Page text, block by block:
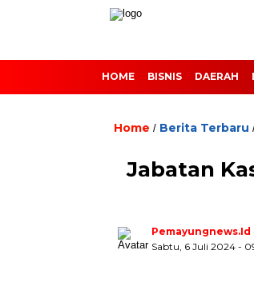
HOME BISNIS DAERAH
Home / Berita Terbaru
Jabatan
Pemayungnews.id
Sabtu, 6 Juli 2024 -